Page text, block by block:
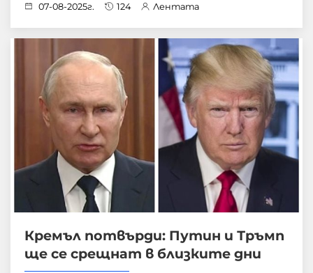
07-08-2025г. 124 Лентата
Кремъл потвърди: Путин и Тръмп
ще се срещнат в близките дни